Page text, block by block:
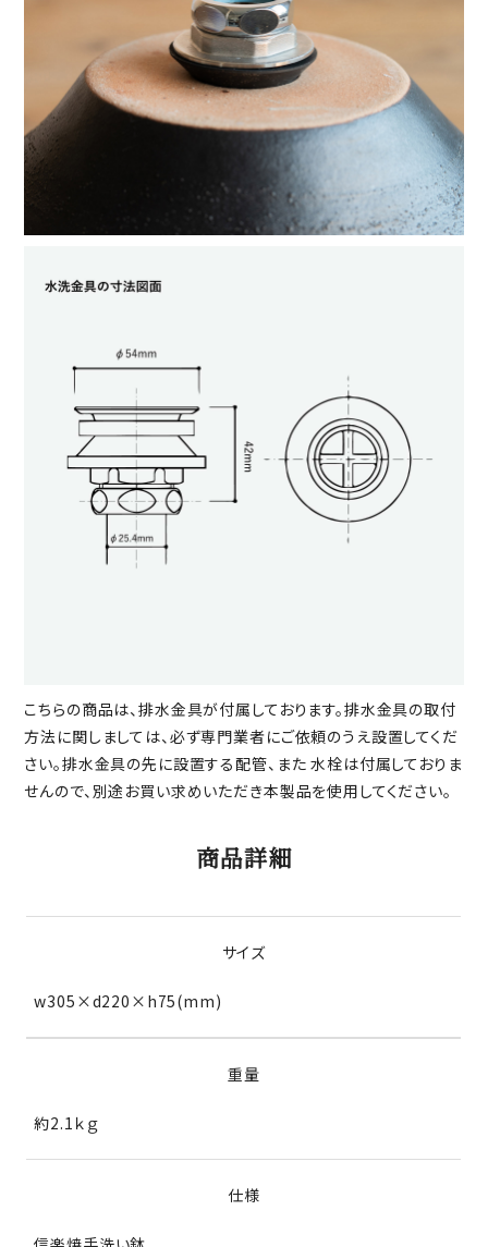
こちらの商品は、排水金具が付属しております。排水金具の取付
方法に関しましては、必ず専門業者にご依頼のうえ設置してくだ
さい。排水金具の先に設置する配管、また 水栓は付属しておりま
せんので、別途お買い求めいただき本製品を使用してください。
商品詳細
サイズ
w305×d220×h75(mm)
重量
約2.1ｋｇ
仕様